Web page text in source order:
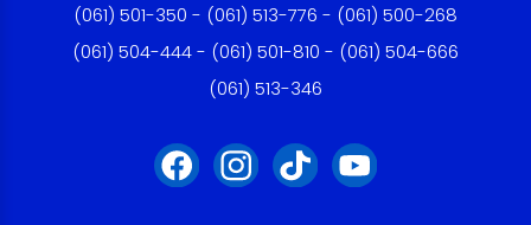
(061) 501-350 - (061) 513-776 - (061) 500-268
(061) 504-444 - (061) 501-810 - (061) 504-666
(061) 513-346